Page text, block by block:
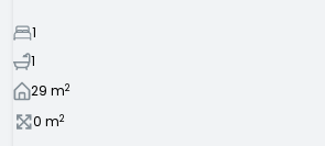
1
1
29 m2
0 m2